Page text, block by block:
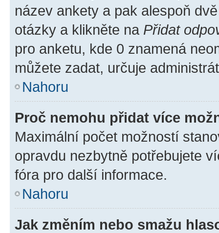
název ankety a pak alespoň
otázky a klikněte na Přidat
pro anketu, kde 0 znamená
můžete zadat, určuje
Nahoru
Proč nemohu přidat více
Maximální počet možností
opravdu nezbytně potřebujete
fóra pro další informace.
Nahoru
Jak změním nebo smažu